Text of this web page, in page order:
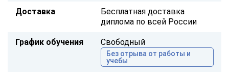
Доставка
Бесплатная доставка
диплома по всей России
График обучения Свободный
Без отрыва от работы и
учебы